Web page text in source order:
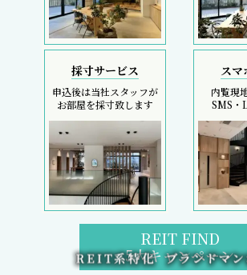
採寸サービス
申込後は当社スタッフが
お部屋を採寸致します
スマ
内覧現
SMS・
REIT FIND
5大キャンペーン